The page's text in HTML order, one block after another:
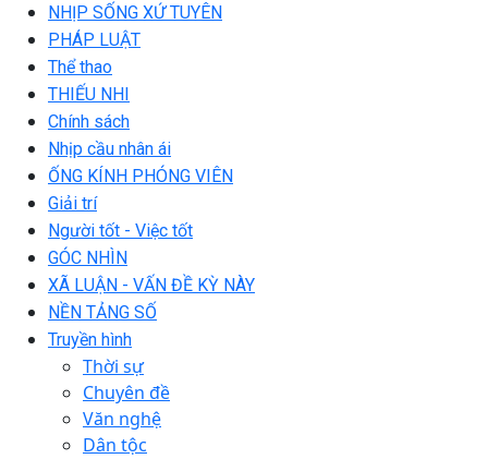
NHỊP SỐNG XỨ TUYÊN
PHÁP LUẬT
Thể thao
THIẾU NHI
Chính sách
Nhịp cầu nhân ái
ỐNG KÍNH PHÓNG VIÊN
Giải trí
Người tốt - Việc tốt
GÓC NHÌN
XÃ LUẬN - VẤN ĐỀ KỲ NÀY
NỀN TẢNG SỐ
Truyền hình
Thời sự
Chuyên đề
Văn nghệ
Dân tộc